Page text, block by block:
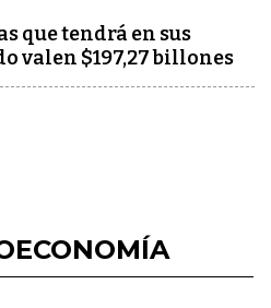
que tendrá en sus
valen $197,27 billones